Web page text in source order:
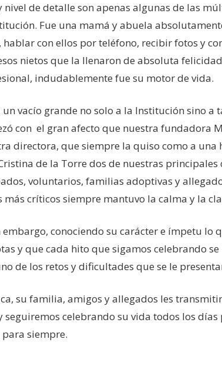
de detalle son apenas algunas de las
Fue una mamá y abuela
con ellos por teléfono, recibir fotos y
nietos que la llenaron de absoluta
indudablemente fue su motor de vida.
vacío grande no solo a la Institución sino a
con el gran afecto que nuestra fundadora
directora, que siempre la quiso como a una
de la Torre dos de nuestras
voluntarios, familias adoptivas y
críticos siempre mantuvo la calma y la
conociendo su carácter e ímpetu lo
y que cada hito que sigamos celebrando
de los retos y dificultades que se le
su familia, amigos y allegados les
celebrando su vida todos los
siempre.